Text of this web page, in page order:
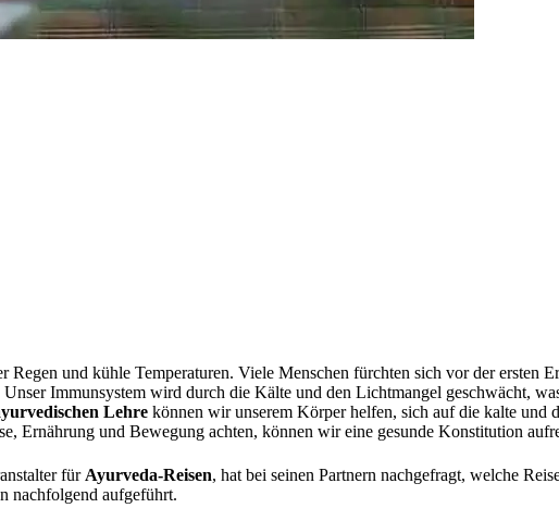
und kühle Temperaturen. Viele Menschen fürchten sich vor der ersten
Immunsystem wird durch die Kälte und den Lichtmangel geschwächt,
Lehre können wir unserem Körper helfen, sich auf die kalte und
Ernährung und Bewegung achten, können wir eine gesunde Konstitution
für Ayurveda-Reisen, hat bei seinen Partnern nachgefragt, welche
nachfolgend aufgeführt.